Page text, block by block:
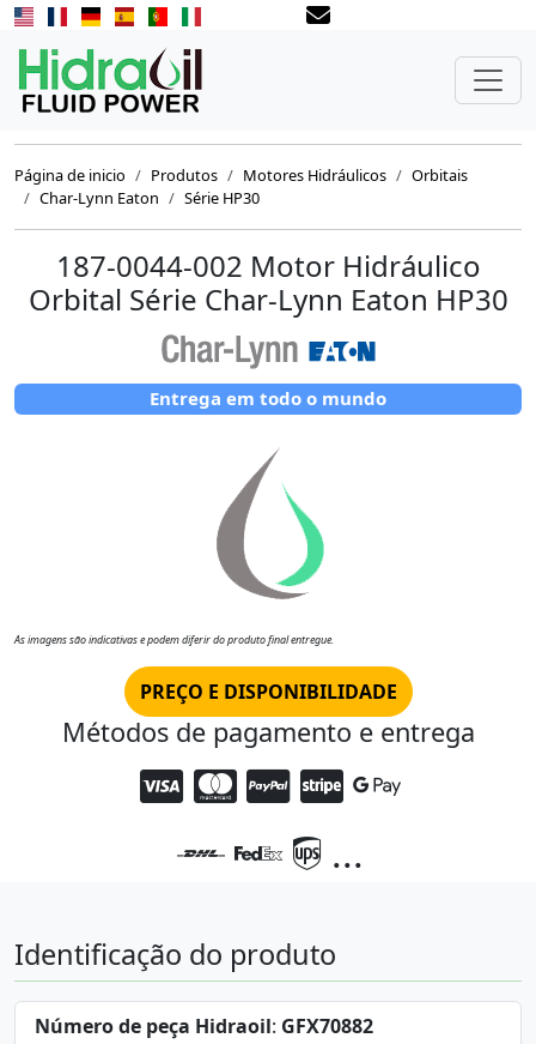
Página de inicio Produtos Motores Hidráulicos
Orbitais
Char-Lynn Eaton
Série HP30
187-0044-002 Motor Hidráulico
Orbital Série Char-Lynn Eaton HP30
Entrega em todo o mundo
As imagens são indicativas e podem diferir do produto final entregue.
PREÇO E DISPONIBILIDADE
Métodos de pagamento e entrega
...
Identificação do produto
Número de peça Hidraoil: GFX70882